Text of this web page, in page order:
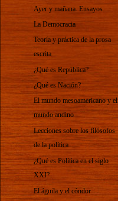
Ayer y mañana. Ensayos
La Democracia
Teoría y práctica de la prosa
escrita
¿Qué es República?
¿Qué es Nación?
El mundo mesoamericano y el
mundo andino
Lecciones sobre los filósofos
de la política
¿Qué es Política en el siglo
XXI?
El águila y el cóndor